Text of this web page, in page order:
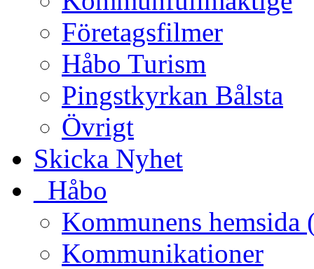
Företagsfilmer
Håbo Turism
Pingstkyrkan Bålsta
Övrigt
Skicka Nyhet
_Håbo
Kommunens hemsida
Kommunikationer